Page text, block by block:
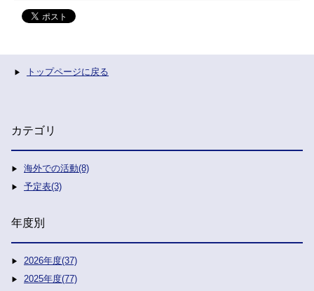
トップページに戻る
カテゴリ
海外での活動(8)
予定表(3)
年度別
2026年度(37)
2025年度(77)